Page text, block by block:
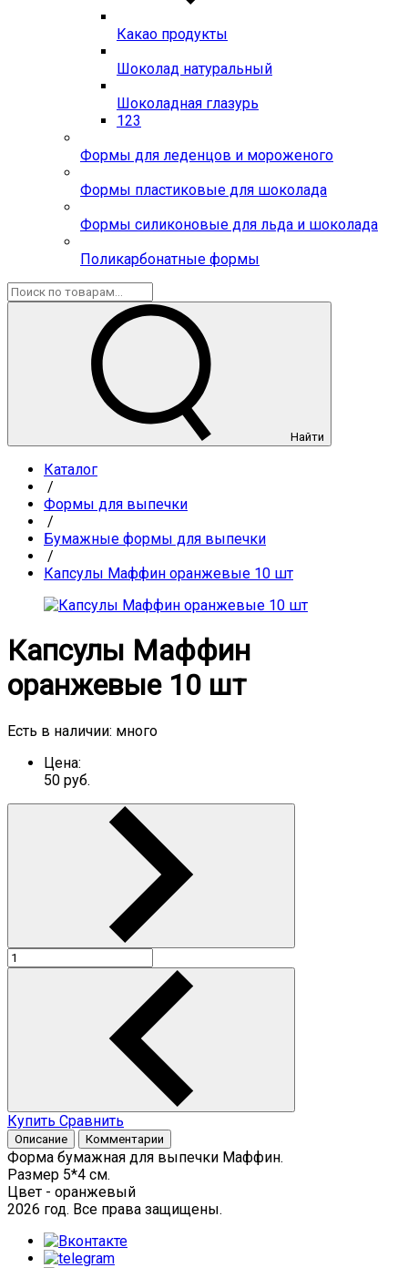
Какао продукты
Шоколад натуральный
Шоколадная глазурь
123
Формы для леденцов и мороженого
Формы пластиковые для шоколада
Формы силиконовые для льда и шоколада
Поликарбонатные формы
Найти
Каталог
/
Формы для выпечки
/
Бумажные формы для выпечки
/
Капсулы Маффин оранжевые 10 шт
Капсулы Маффин
оранжевые 10 шт
Есть в наличии: много
Цена:
50 руб.
Купить Сравнить
Описание Комментарии
Форма бумажная для выпечки Маффин.
Размер 5*4 см.
Цвет - оранжевый
2026 год. Все права защищены.